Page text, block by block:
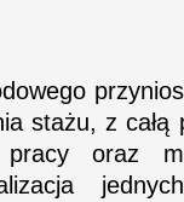
stażu, z całą
oraz